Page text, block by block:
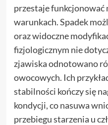
przestaje funkcjonować
warunkach. Spadek
oraz widoczne
fizjologicznym nie
zjawiska odnotowano
owocowych. Ich
stabilności kończy się
kondycji, co nasuwa
przebiegu starzenia u